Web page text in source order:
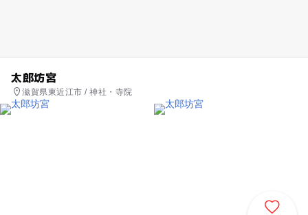
太郎坊宮
滋賀県東近江市 / 神社・寺院